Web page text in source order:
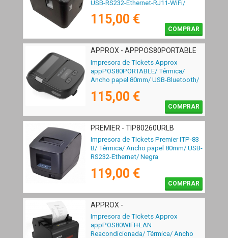
USB-RS232-Ethernet-RJ11-WiFi/
115,00 €
COMPRAR
APPROX - APPPOS80PORTABLE
Impresora de Tickets Approx
appPOS80PORTABLE/ Térmica/
Ancho papel 80mm/ USB-Bluetooth/
115,00 €
COMPRAR
PREMIER - TIP80260URLB
Impresora de Tickets Premier ITP-83
B/ Térmica/ Ancho papel 80mm/ USB-
RS232-Ethernet/ Negra
119,00 €
COMPRAR
APPROX -
Impresora de Tickets Approx
appPOS80WIFI+LAN
Reacondicionada/ Térmica/ Ancho